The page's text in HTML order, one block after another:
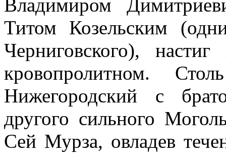
Владимиром
Титом Козельским
Черниговского),
кровопролитном.
Нижегородский с
другого сильного
Сей Мурза, овладев